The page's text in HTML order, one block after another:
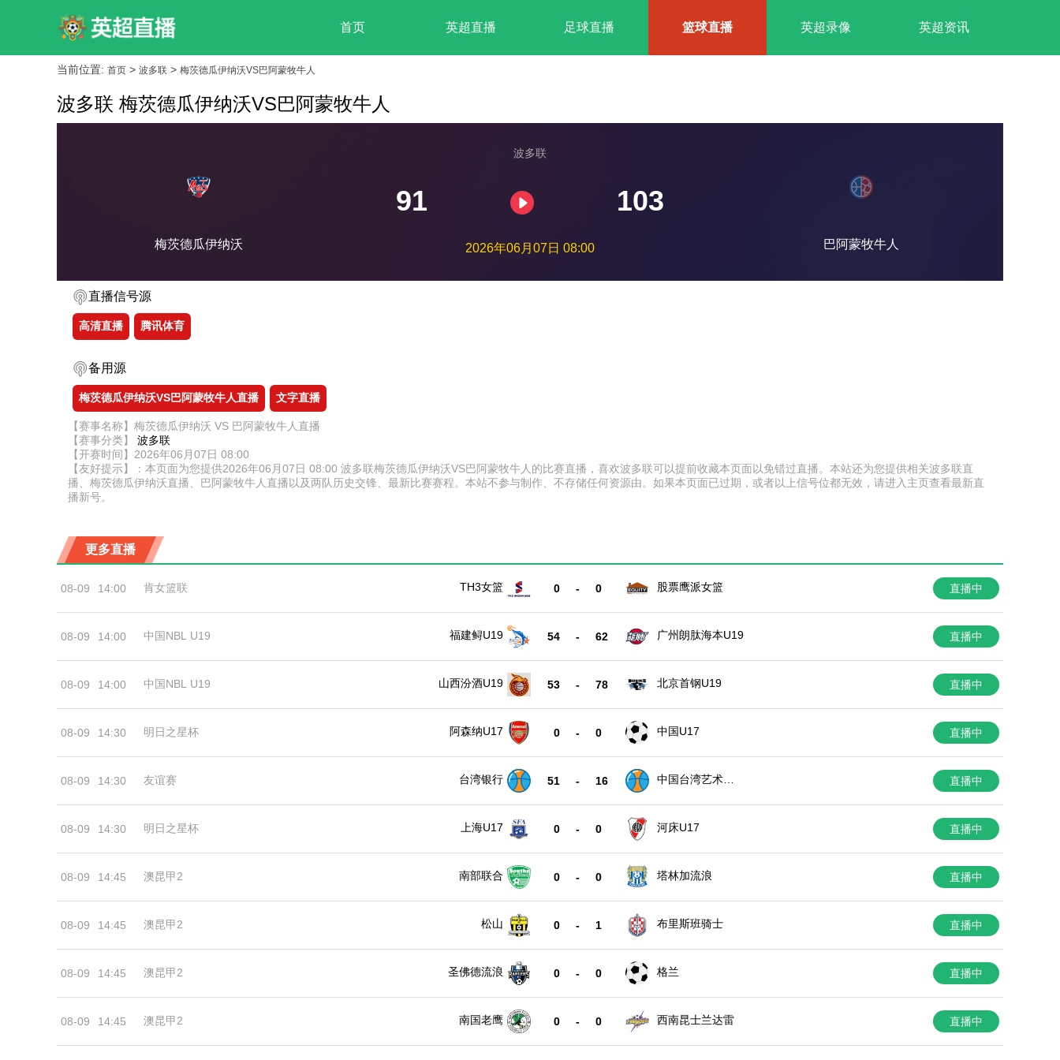
首页 英超直播 足球直播 篮球直播 英超录像 英超资讯
当前位置: 首页 > 波多联 > 梅茨德瓜伊纳沃VS巴阿蒙牧牛人
波多联 梅茨德瓜伊纳沃VS巴阿蒙牧牛人
梅茨德瓜伊纳沃
波多联
91 103
2026年06月07日 08:00 巴阿蒙牧牛人
直播信号源
高清直播 腾讯体育
备用源
梅茨德瓜伊纳沃VS巴阿蒙牧牛人直播 文字直播
【赛事名称】梅茨德瓜伊纳沃 VS 巴阿蒙牧牛人直播
【赛事分类】 波多联
【开赛时间】2026年06月07日 08:00
【友好提示】：本页面为您提供2026年06月07日 08:00 波多联梅茨德瓜伊纳沃VS巴阿蒙牧牛人的比赛直播，喜欢波多联可以提前收藏本页面以免错过直播。本站还为您提供相关波多联直
播、梅茨德瓜伊纳沃直播、巴阿蒙牧牛人直播以及两队历史交锋、最新比赛赛程。本站不参与制作、不存储任何资源由。如果本页面已过期，或者以上信号位都无效，请进入主页查看最新直
播新号。
更多直播
08-09 14:00 肯女篮联 TH3女篮 0 - 0 股票鹰派女篮 直播中
08-09 14:00 中国NBL U19 福建鲟U19 54 - 62 广州朗肽海本U19 直播中
08-09 14:00 中国NBL U19 山西汾酒U19 53 - 78 北京首钢U19 直播中
08-09 14:30 明日之星杯 阿森纳U17 0 - 0 中国U17 直播中
08-09 14:30 友谊赛 台湾银行 51 - 16
中国台湾艺术大
直播中
08-09 14:30 明日之星杯 上海U17 0 - 0 河床U17 直播中
08-09 14:45 澳昆甲2 南部联合 0 - 0 塔林加流浪 直播中
08-09 14:45 澳昆甲2 松山 0 - 1 布里斯班骑士 直播中
08-09 14:45 澳昆甲2 圣佛德流浪 0 - 0 格兰 直播中
08-09 14:45 澳昆甲2 南国老鹰 0 - 0 西南昆士兰达雷 直播中